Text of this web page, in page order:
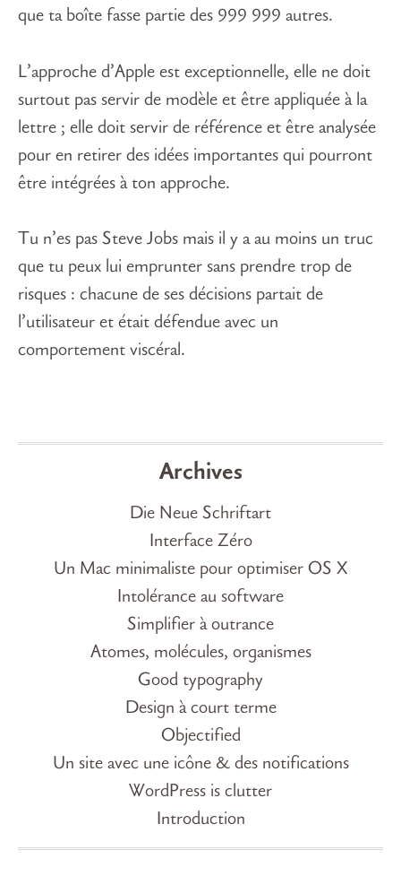
que ta boîte fasse partie des 999 999 autres.
L’approche d’Apple est exceptionnelle, elle ne doit
surtout pas servir de modèle et être appliquée à la
lettre ; elle doit servir de référence et être analysée
pour en retirer des idées importantes qui pourront
être intégrées à ton approche.
Tu n’es pas Steve Jobs mais il y a au moins un truc
que tu peux lui emprunter sans prendre trop de
risques : chacune de ses décisions partait de
l’utilisateur et était défendue avec un
comportement viscéral.
Archives
Die Neue Schriftart
Interface Zéro
Un Mac minimaliste pour optimiser OS X
Intolérance au software
Simplifier à outrance
Atomes, molécules, organismes
Good typography
Design à court terme
Objectified
Un site avec une icône & des notifications
WordPress is clutter
Introduction